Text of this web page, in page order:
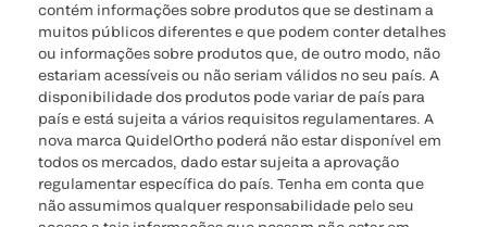
contém informações sobre produtos que se destinam a
muitos públicos diferentes e que podem conter detalhes
ou informações sobre produtos que, de outro modo, não
estariam acessíveis ou não seriam válidos no seu país. A
disponibilidade dos produtos pode variar de país para
país e está sujeita a vários requisitos regulamentares. A
nova marca QuidelOrtho poderá não estar disponível em
todos os mercados, dado estar sujeita a aprovação
regulamentar específica do país. Tenha em conta que
não assumimos qualquer responsabilidade pelo seu